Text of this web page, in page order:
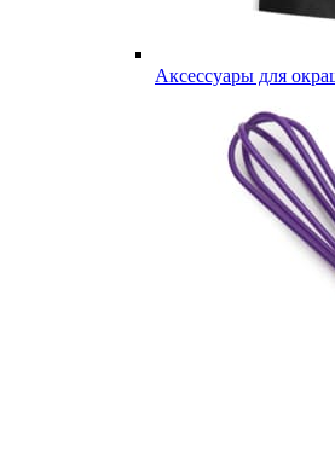
Аксессуары для